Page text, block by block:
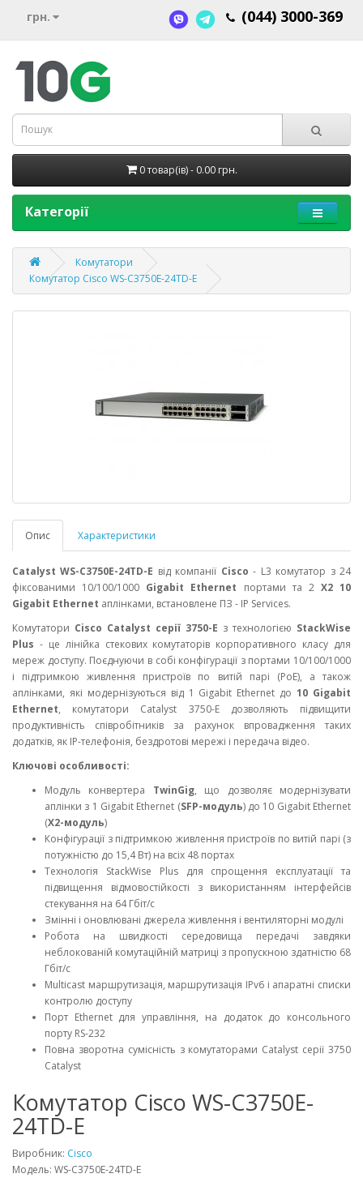
грн. (044) 3000-369
0 товар(ів) - 0.00 грн.
Категорії
Комутатори
Комутатор Cisco WS-C3750E-24TD-E
Опис Характеристики
Catalyst WS-C3750E-24TD-E від компанії Cisco - L3 комутатор з 24
фіксованими 10/100/1000 Gigabit Ethernet портами та 2 X2 10
Gigabit Ethernet аплінками, встановлене ПЗ - IP Services.
Комутатори Cisco Catalyst серії 3750-E з технологією StackWise
Plus - це лінійка стекових комутаторів корпоративного класу для
мереж доступу. Поєднуючи в собі конфігурації з портами 10/100/1000
і підтримкою живлення пристроїв по витій парі (PoE), а також
аплінками, які модернізуються від 1 Gigabit Ethernet до10 Gigabit
Ethernet, комутатори Catalyst 3750-E дозволяють підвищити
продуктивність співробітників за рахунок впровадження таких
додатків, як IP-телефонія, бездротові мережі і передача відео.
Ключові особливості:
Модуль конвертера TwinGig, що дозволяє модернізувати
аплінки з 1 Gigabit Ethernet (SFP-модуль) до 10 Gigabit Ethernet
(X2-модуль)
Конфігурації з підтримкою живлення пристроїв по витій парі (з
потужністю до 15,4 Вт) на всіх 48 портах
Технологія StackWise Plus для спрощення експлуатації та
підвищення відмовостійкості з використанням інтерфейсів
стекування на 64 Гбіт/с
Змінні і оновлювані джерела живлення і вентиляторні модулі
Робота на швидкості середовища передачі завдяки
неблокованій комутаційній матриці з пропускною здатністю 68
Гбіт/с
Multicast маршрутизація, маршрутизація IPv6 і апаратні списки
контролю доступу
Порт Ethernet для управління, на додаток до консольного
порту RS-232
Повна зворотна сумісність з комутаторами Catalyst серії 3750
Catalyst
Комутатор Cisco WS-C3750E-
24TD-E
Виробник: Cisco
Модель: WS-C3750E-24TD-E